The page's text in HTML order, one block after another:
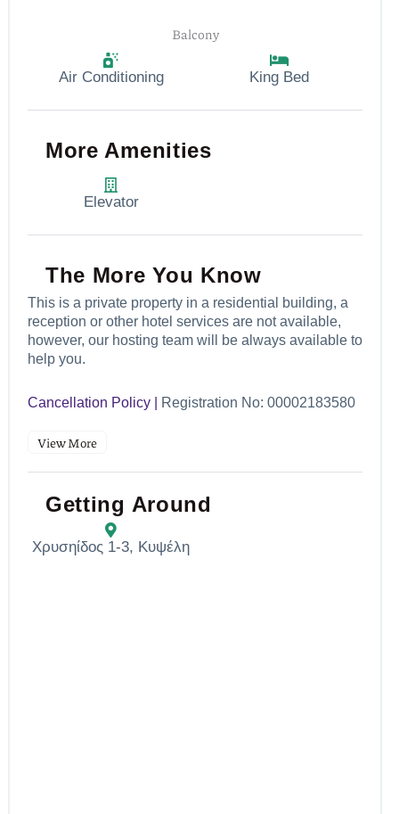
Balcony
Air Conditioning King Bed
More Amenities
Elevator
The More You Know
This is a private property in a residential building, a
reception or other hotel services are not available,
however, our hosting team will be always available to
help you.
Cancellation Policy | Registration No: 00002183580
View More
Getting Around
Χρυσηίδος 1-3, Κυψέλη